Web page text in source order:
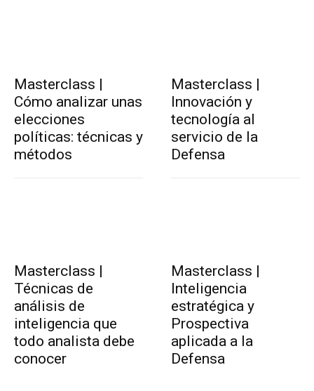
Masterclass |
Cómo analizar unas
elecciones
políticas: técnicas y
métodos
Masterclass |
Innovación y
tecnología al
servicio de la
Defensa
Masterclass |
Técnicas de
análisis de
inteligencia que
todo analista debe
conocer
Masterclass |
Inteligencia
estratégica y
Prospectiva
aplicada a la
Defensa